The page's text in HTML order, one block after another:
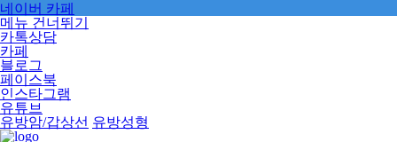
네이버 카페
메뉴 건너뛰기
카톡상담
카페
블로그
페이스북
인스타그램
유튜브
유방암/갑상선 유방성형